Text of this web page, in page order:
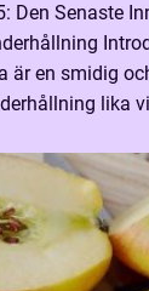
Den Senaste
är en smidig
lika